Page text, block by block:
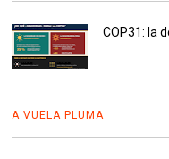
COP31: la
A VUELA PLUMA